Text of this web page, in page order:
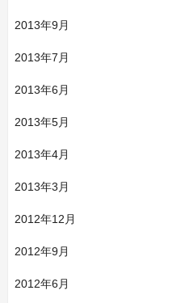
2013年9月
2013年7月
2013年6月
2013年5月
2013年4月
2013年3月
2012年12月
2012年9月
2012年6月